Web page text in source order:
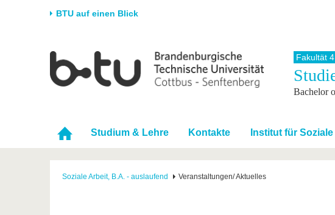
BTU auf einen Blick
Universität
Karriere & Engagement
Partnerschaften &
Strukturwandel
Forschung
Förderung
Wissenschaftlicher
Nachwuchs
Studium
Studienangebot
Im Studium
Nach dem Studium
Fakultät 4
Bachelor
Studium & Lehre Kontakte Institut für
Soziale Arbeit, B.A. - auslaufend Veranstaltungen/ Aktuelles